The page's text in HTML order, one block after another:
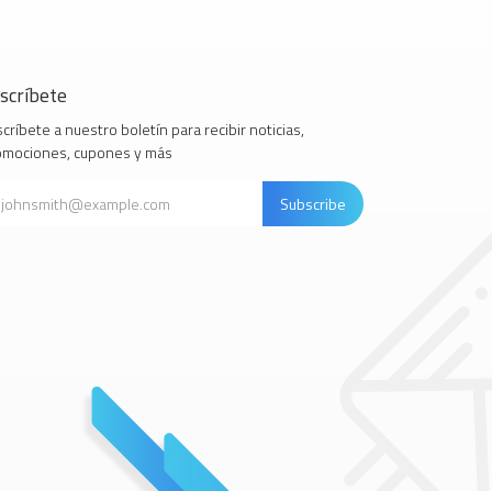
a nuestro boletín para recibir noticias,
cupones y más
Subscribe